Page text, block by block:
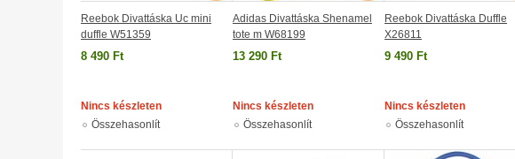
Reebok Divattáska Uc mini
duffle W51359
8 490 Ft
Nincs készleten
Összehasonlít
Adidas Divattáska Shenamel
tote m W68199
13 290 Ft
Nincs készleten
Összehasonlít
Reebok Divattáska Duffle
X26811
9 490 Ft
Nincs készleten
Összehasonlít